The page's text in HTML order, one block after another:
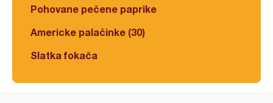
Pohovane pečene paprike
Americke palačinke (30)
Slatka fokača